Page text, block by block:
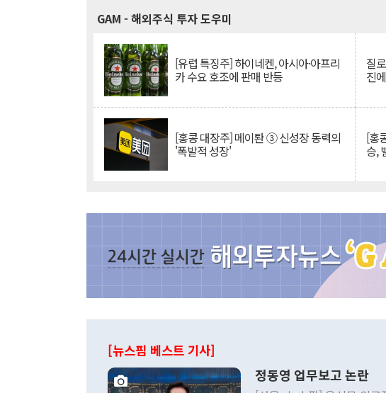
GAM - 해외주식 투자 도우미
[유럽 특징주] 하이네켄, 아시아·아프리
카 수요 호조에 판매 반등
질
진
[홍콩 대장주] 메이퇀 ③ 신성장 동력의
'폭발적 성장'
[홍
승,
[뉴스핌 베스트 기사]
정동영 업무보고 논란